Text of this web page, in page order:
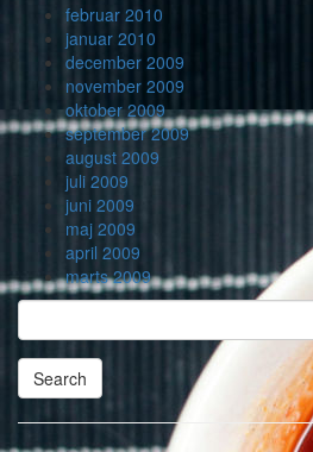
februar 2010
januar 2010
december 2009
november 2009
oktober 2009
september 2009
august 2009
juli 2009
juni 2009
maj 2009
april 2009
marts 2009
Search